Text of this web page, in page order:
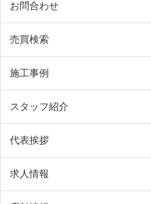
お問合わせ
売買検索
施工事例
スタッフ紹介
代表挨拶
求人情報